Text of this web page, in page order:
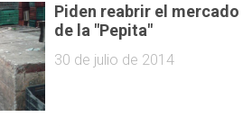
Piden reabrir el mercado
de la "Pepita"
30 de julio de 2014